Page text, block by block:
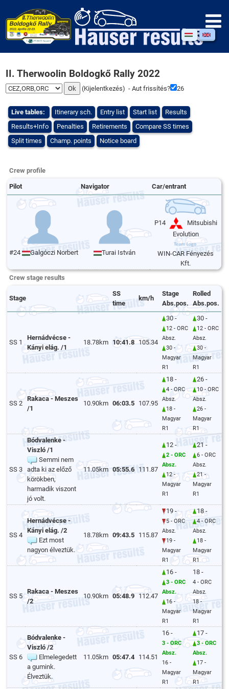
II. Therwoolin Boldogkő Rally 2022
(Kijelentkezés) - Aut frissítés? 26
Live tables: Itinerary sch. Entry list Start list
Results
Results+Info
Penalties Retirements
Compare SS times
Split times
Champ. points Notice board
Crew profile
Pilot Navigator Car/entrant
#24 Galgóczi Norbert Turai István
P14
Mitsubishi
Evolution
WIN-CAR Fényezés
Kft.
Crew stage results
Stage
SS
time
km/h
Stage
Abs.pos.
Rolled
Abs.pos.
SS 1
Hernádvécse -
Kányi elág. /1
18.78km 10:41.8 105.34
30 -
12 - ORC
Absz.
30 -
Magyar
R1
30 -
12 - ORC
Absz.
30 -
Magyar
R1
SS 2
Rakaca - Meszes
/1
10.90km 06:03.5 107.95
18 -
4 - ORC
Absz.
18 -
Magyar
R1
26 -
10 - ORC
Absz.
26 -
Magyar
R1
SS 3
Bódvalenke -
Viszló /1
Semmi nem
adta ki az előző
körökben,
harmadik viszont
jó volt.
11.05km 05:55.6 111.87
12 -
2 - ORC
Absz.
12 -
Magyar
R1
21 -
6 - ORC
Absz.
21 -
Magyar
R1
SS 4
Hernádvécse -
Kányi elág. /2
Ezt most
nagyon élveztük.
18.78km 09:43.5 115.87
19 -
5 - ORC
Absz.
19 -
Magyar
R1
18 -
4 - ORC
Absz.
18 -
Magyar
R1
SS 5
Rakaca - Meszes
/2
10.90km 05:48.9 112.47
16 -
3 - ORC
Absz.
16 -
Magyar
R1
18 -
4 - ORC
Absz.
18 -
Magyar
R1
SS 6
Bódvalenke -
Viszló /2
Elmelegedett
a gumink.
Élveztük.
11.05km 05:47.4 114.51
16 -
3 - ORC
Absz.
16 -
Magyar
R1
17 -
3 - ORC
Absz.
17 -
Magyar
R1